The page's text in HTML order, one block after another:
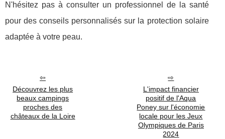
N'hésitez pas à consulter un professionnel de la santé
pour des conseils personnalisés sur la protection solaire
adaptée à votre peau.
Découvrez les plus
beaux campings
proches des
châteaux de la Loire
L'impact financier
positif de l'Aqua
Poney sur l'économie
locale pour les Jeux
Olympiques de Paris
2024